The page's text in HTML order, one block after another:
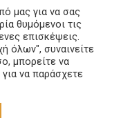
μας για να σας
θυμόμενοι τις
επισκέψεις.
όλων", συναινείτε
μπορείτε να
να παράσχετε